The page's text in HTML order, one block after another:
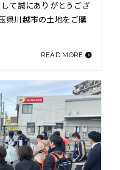
て誠にありがとうござ
県川越市の土地をご購
READ MORE